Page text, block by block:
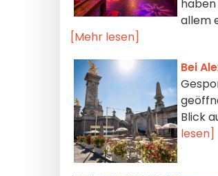
allem
[Mehr lesen]
Bei
Blick
lesen]